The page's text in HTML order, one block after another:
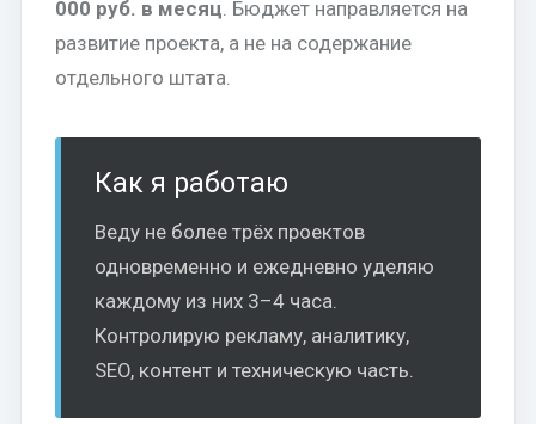
000 руб. в месяц . Бюджет направляется на
развитие проекта, а не на содержание
отдельного штата.
Как я работаю
Веду не более трёх проектов
одновременно и ежедневно уделяю
каждому из них 3–4 часа.
Контролирую рекламу, аналитику,
SEO, контент и техническую часть.